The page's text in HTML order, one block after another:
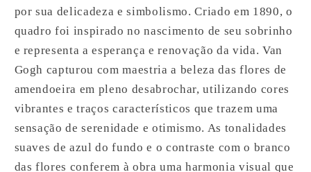
Flor
Gogh
Flor
Gogh
por sua delicadeza e simbolismo. Criado em 1890, o
quadro foi inspirado no nascimento de seu sobrinho
e representa a esperança e renovação da vida. Van
Gogh capturou com maestria a beleza das flores de
amendoeira em pleno desabrochar, utilizando cores
vibrantes e traços característicos que trazem uma
sensação de serenidade e otimismo. As tonalidades
suaves de azul do fundo e o contraste com o branco
das flores conferem à obra uma harmonia visual que